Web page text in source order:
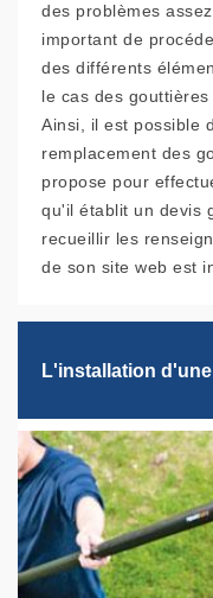
des problèmes
important de
des différents
le cas des
Ainsi, il est possible
remplacement des
propose pour
qu'il établit un devis
recueillir les
de son site web est
L'installation